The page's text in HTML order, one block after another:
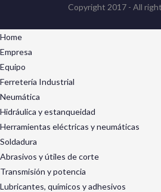
Copyright 2017 - All
Home
Empresa
Equipo
Ferretería Industrial
Neumática
Hidráulica y estanqueidad
Herramientas eléctricas y neumáticas
Soldadura
Abrasivos y útiles de corte
Transmisión y potencia
Lubricantes, químicos y adhesivos